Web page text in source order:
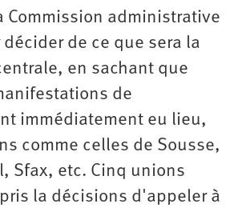
Commission administrative
décider de ce que sera la
en sachant que
de
immédiatement eu lieu,
comme celles de Sousse,
Sfax, etc. Cinq unions
la décisions d'appeler à